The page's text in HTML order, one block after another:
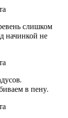
слишком
начинкой не
в пену.